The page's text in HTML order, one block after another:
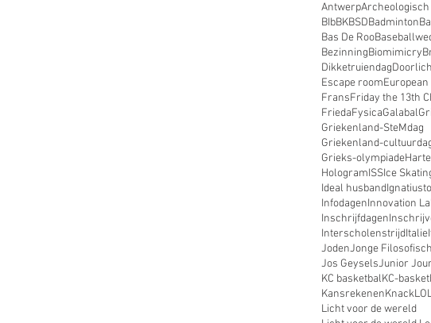
Antwerp
BIbBKBSDBadminton
Bas De Roo
BezinningBiomimicry
Dikketruiendag
Escape room
FransFriday the 13th
FriedaFysicaGalabal
Griekenland-SteMdag
Griekenland-
Grieks-olympiade
HologramISSIce
Ideal husband
InfodagenInnovation
Inschrijfdagen
InterscholenstrijdItalie
JodenJonge
Jos GeyselsJunior
KC basketbalKC-
KansrekenenKnackLO
Licht voor de wereld